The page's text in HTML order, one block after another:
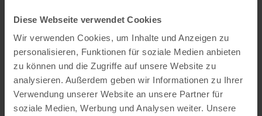
Diese Webseite verwendet Cookies
Wir verwenden Cookies, um Inhalte und Anzeigen zu
personalisieren, Funktionen für soziale Medien anbieten
zu können und die Zugriffe auf unsere Website zu
analysieren. Außerdem geben wir Informationen zu Ihrer
Verwendung unserer Website an unsere Partner für
soziale Medien, Werbung und Analysen weiter. Unsere
Naturpark Nordeifel e.V. is solely responsible
for the content.